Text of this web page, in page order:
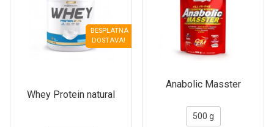
BESPLATNA
DOSTAVA!
Whey Protein natural
Anabolic Masster
500 g